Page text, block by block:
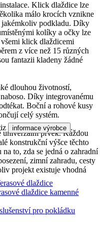
Klick dlaždice lze
málo krocích vznikne
jakémkoliv podkladu. Díky
kolíky a očky lze
klick dlaždicemi
z více než 15 různých
fantazii kladeny žádné
dlouhou životností,
Díky integrovanému
Boční a rohové kusy
celý systém.
univerzální prvek. Každou
konstrukční výšce těchto
to, zda se jedná o zahradní
zimní zahradu, cesty
projekt existuje vhodná
informace výrobce .
dlaždice
dlaždice kamenné
pro pokládku